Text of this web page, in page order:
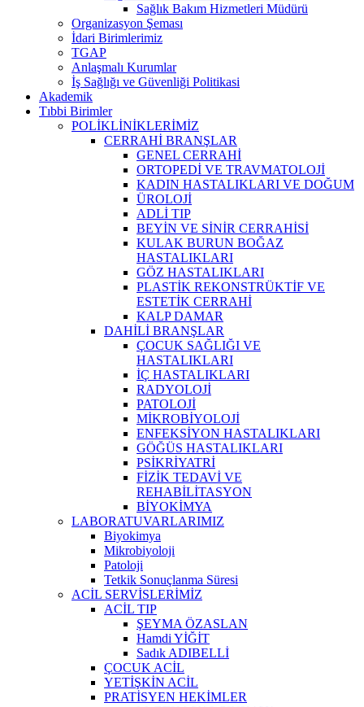
Sağlık Bakım Hizmetleri Müdürü
Organizasyon Şeması
İdari Birimlerimiz
TGAP
Anlaşmalı Kurumlar
İş Sağlığı ve Güvenliği Politikasi
Akademik
Tıbbi Birimler
POLİKLİNİKLERİMİZ
CERRAHİ BRANŞLAR
GENEL CERRAHİ
ORTOPEDİ VE TRAVMATOLOJİ
KADIN HASTALIKLARI VE DOĞUM
ÜROLOJİ
ADLİ TIP
BEYİN VE SİNİR CERRAHİSİ
KULAK BURUN BOĞAZ
HASTALIKLARI
GÖZ HASTALIKLARI
PLASTİK REKONSTRÜKTİF VE
ESTETİK CERRAHİ
KALP DAMAR
DAHİLİ BRANŞLAR
ÇOCUK SAĞLIĞI VE
HASTALIKLARI
İÇ HASTALIKLARI
RADYOLOJİ
PATOLOJİ
MİKROBİYOLOJİ
ENFEKSİYON HASTALIKLARI
GÖĞÜS HASTALIKLARI
PSİKRİYATRİ
FİZİK TEDAVİ VE
REHABİLİTASYON
BİYOKİMYA
LABORATUVARLARIMIZ
Biyokimya
Mikrobiyoloji
Patoloji
Tetkik Sonuçlanma Süresi
ACİL SERVİSLERİMİZ
ACİL TIP
ŞEYMA ÖZASLAN
Hamdi YİĞİT
Sadık ADIBELLİ
ÇOCUK ACİL
YETİŞKİN ACİL
PRATİSYEN HEKİMLER